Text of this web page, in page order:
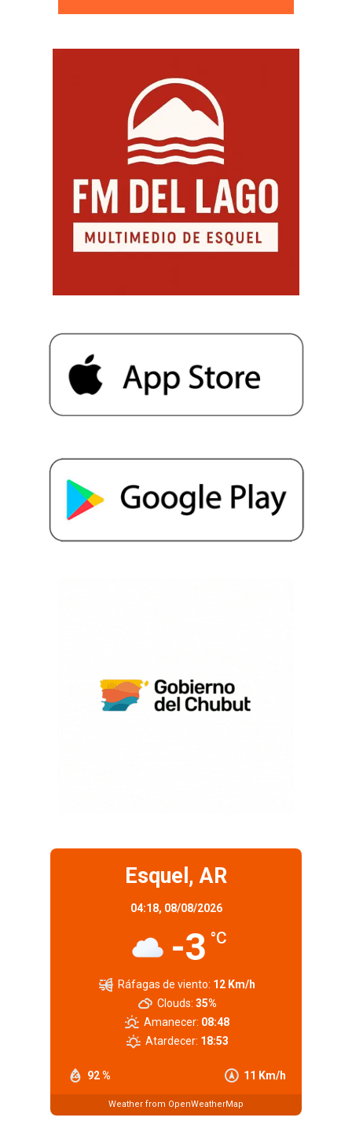
Esquel, AR
04:18, 08/08/2026
-3 °C
92 % 11 Km/h
Ráfagas de viento: 12 Km/h
Clouds: 35%
Amanecer: 08:48
Atardecer: 18:53
Weather from OpenWeatherMap